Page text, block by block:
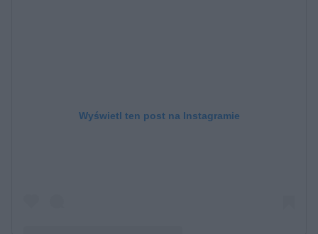
Wyświetl ten post na Instagramie